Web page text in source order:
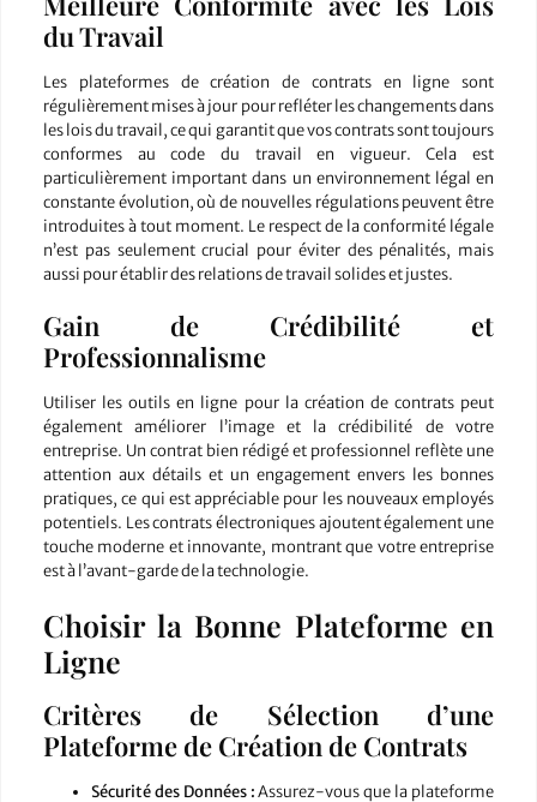
du Travail
Les plateformes de création de contrats en ligne sont
régulièrement mises à jour pour refléter les changements dans
les lois du travail, ce qui garantit que vos contrats sont toujours
conformes au code du travail en vigueur. Cela est
particulièrement important dans un environnement légal en
constante évolution, où de nouvelles régulations peuvent être
introduites à tout moment. Le respect de la conformité légale
n’est pas seulement crucial pour éviter des pénalités, mais
aussi pour établir des relations de travail solides et justes.
Gain de Crédibilité et
Professionnalisme
Utiliser les outils en ligne pour la création de contrats peut
également améliorer l’image et la crédibilité de votre
entreprise. Un contrat bien rédigé et professionnel reflète une
attention aux détails et un engagement envers les bonnes
pratiques, ce qui est appréciable pour les nouveaux employés
potentiels. Les contrats électroniques ajoutent également une
touche moderne et innovante, montrant que votre entreprise
est à l’avant-garde de la technologie.
Choisir la Bonne Plateforme en
Ligne
Critères de Sélection d’une
Plateforme de Création de Contrats
Sécurité des Données :Assurez-vous que la plateforme